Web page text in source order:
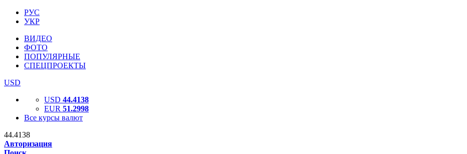
РУС
УКР
ВИДЕО
ФОТО
ПОПУЛЯРНЫЕ
СПЕЦПРОЕКТЫ
USD
USD 44.4138
EUR 51.2998
Все курсы валют
44.4138
Авторизация